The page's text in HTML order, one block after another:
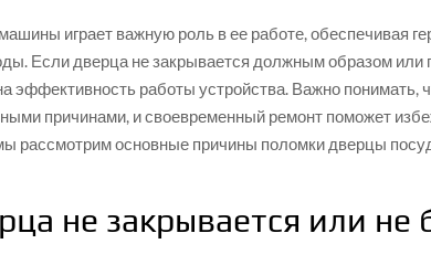
играет важную роль в ее работе, обеспечивая
Если дверца не закрывается должным образом или
эффективность работы устройства. Важно понимать,
причинами, и своевременный ремонт поможет
рассмотрим основные причины поломки дверцы
не закрывается или не